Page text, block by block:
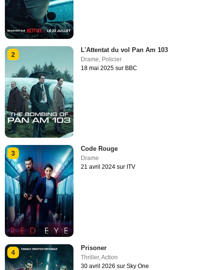
2
L'Attentat du vol Pan Am 103
Drame, Policier
18 mai 2025 sur BBC
3
Code Rouge
Drame
21 avril 2024 sur ITV
4
Prisoner
Thriller,Action
30 avril 2026 sur Sky One